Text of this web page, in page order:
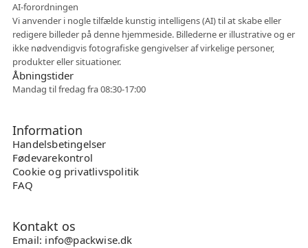
AI-forordningen
Vi anvender i nogle tilfælde kunstig intelligens (AI) til at skabe eller
redigere billeder på denne hjemmeside. Billederne er illustrative og er
ikke nødvendigvis fotografiske gengivelser af virkelige personer,
produkter eller situationer.
Åbningstider
Mandag til fredag fra 08:30-17:00
Information
Handelsbetingelser
Fødevarekontrol
Cookie og privatlivspolitik
FAQ
Kontakt os
Email: info@packwise.dk